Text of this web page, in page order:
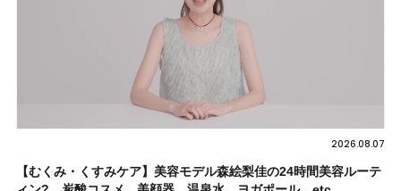
2026.08.07
【むくみ・くすみケア】美容モデル森絵梨佳の24時間美容ルーテ